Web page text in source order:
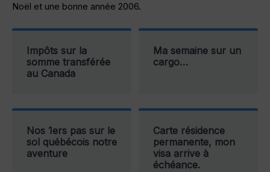
Noël et une bonne année 2006.
Impôts sur la
somme transférée
au Canada
Ma semaine sur un
cargo…
Nos 1ers pas sur le
sol québécois notre
aventure
Carte résidence
permanente, mon
visa arrive à
échéance.